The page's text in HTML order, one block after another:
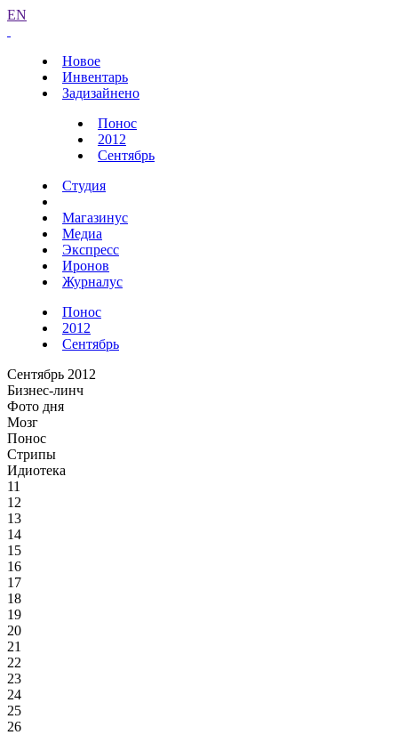
EN
Новое
Инвентарь
Задизайнено
Понос
2012
Сентябрь
Студия
Магазинус
Медиа
Экспресс
Иронов
Журналус
Понос
2012
Сентябрь
Сентябрь 2012
Бизнес-линч
Фото дня
Мозг
Понос
Стрипы
Идиотека
11
12
13
14
15
16
17
18
19
20
21
22
23
24
25
26